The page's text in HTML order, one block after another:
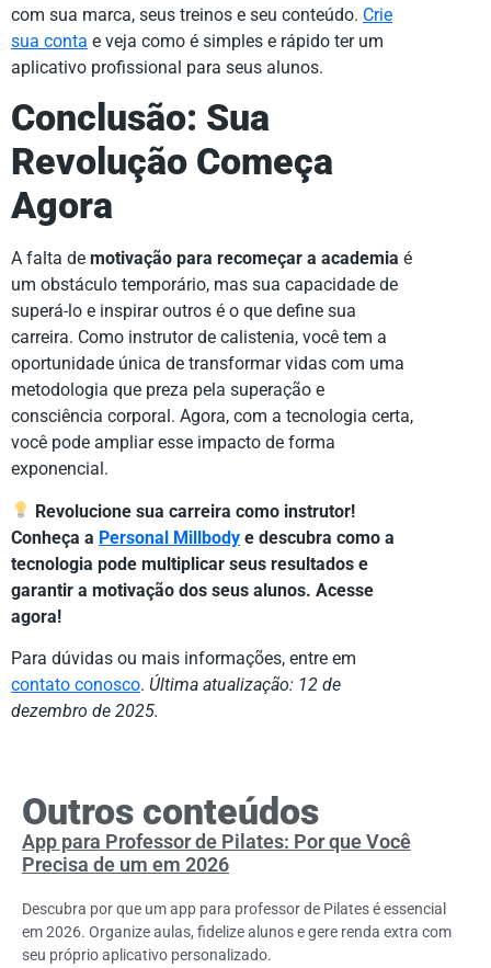
com sua marca, seus treinos e seu conteúdo. Crie
sua conta e veja como é simples e rápido ter um
aplicativo profissional para seus alunos.
Conclusão: Sua
Revolução Começa
Agora
A falta de motivação para recomeçar a academia é
um obstáculo temporário, mas sua capacidade de
superá-lo e inspirar outros é o que define sua
carreira. Como instrutor de calistenia, você tem a
oportunidade única de transformar vidas com uma
metodologia que preza pela superação e
consciência corporal. Agora, com a tecnologia certa,
você pode ampliar esse impacto de forma
exponencial.
Revolucione sua carreira como instrutor!
Conheça a Personal Millbody e descubra como a
tecnologia pode multiplicar seus resultados e
garantir a motivação dos seus alunos. Acesse
agora!
Para dúvidas ou mais informações, entre em
contato conosco. Última atualização: 12 de
dezembro de 2025.
Outros conteúdos
App para Professor de Pilates: Por que Você
Precisa de um em 2026
Descubra por que um app para professor de Pilates é essencial
em 2026. Organize aulas, fidelize alunos e gere renda extra com
seu próprio aplicativo personalizado.